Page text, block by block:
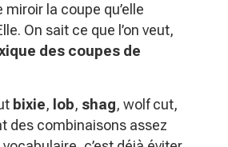
la coupe qu’elle
On sait ce que l’on veut,
des coupes de
bixie, lob, shag, wolf cut,
des combinaisons assez